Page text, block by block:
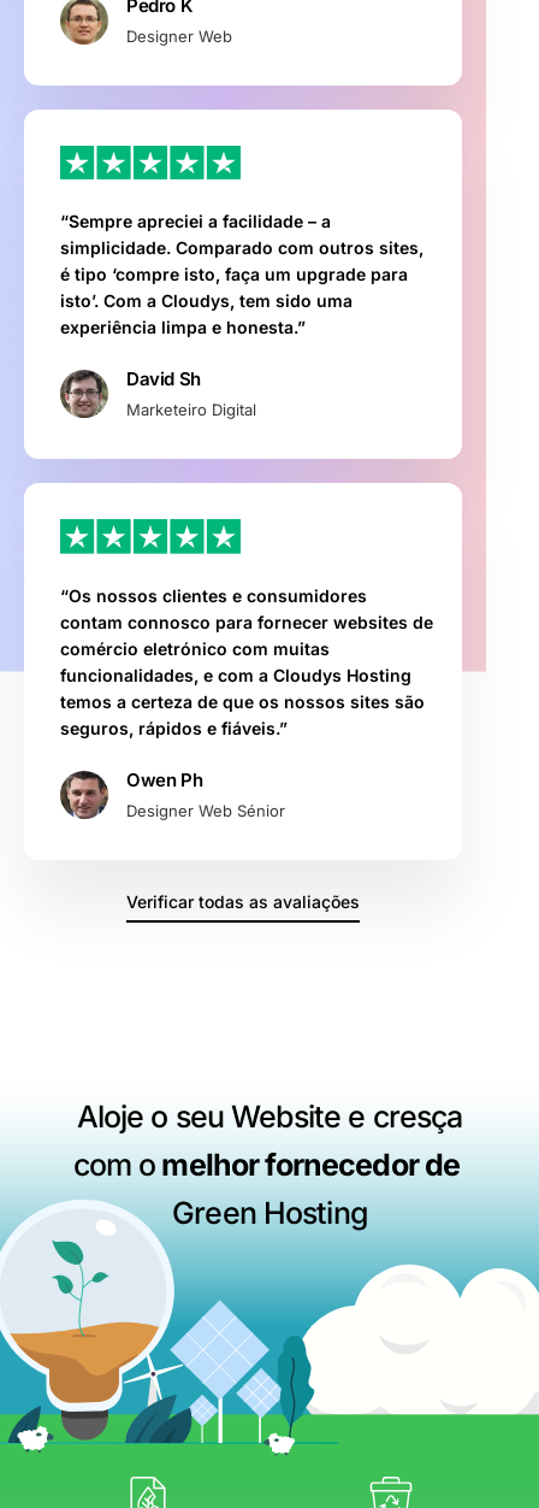
Pedro K
Designer Web
“Sempre apreciei a facilidade – a
simplicidade. Comparado com outros sites,
é tipo ‘compre isto, faça um upgrade para
isto’. Com a Cloudys, tem sido uma
experiência limpa e honesta.”
David Sh
Marketeiro Digital
“Os nossos clientes e consumidores
contam connosco para fornecer websites de
comércio eletrónico com muitas
funcionalidades, e com a Cloudys Hosting
temos a certeza de que os nossos sites são
seguros, rápidos e fiáveis.”
Owen Ph
Designer Web Sénior
Verificar todas as avaliações
Aloje o seu Website e cresça
com o melhor fornecedor de
Green Hosting